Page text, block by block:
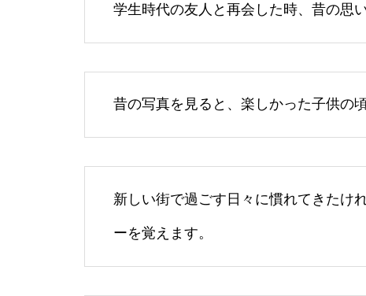
学生時代の友人と再会した時、昔の思
昔の写真を見ると、楽しかった子供の
新しい街で過ごす日々に慣れてきたけ
ーを覚えます。